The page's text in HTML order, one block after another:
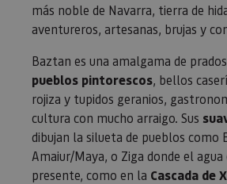
más noble de Navarra, tierra de
aventureros, artesanas, brujas y
Baztan es una amalgama de
pueblos pintorescos, bellos
rojiza y tupidos geranios,
cultura con mucho arraigo. Sus
dibujan la silueta de pueblos como
Amaiur/Maya, o Ziga donde el
presente, como en la Cascada de